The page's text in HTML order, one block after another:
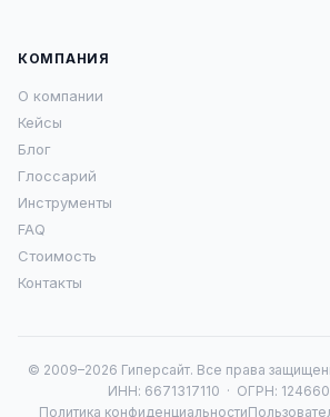
КОМПАНИЯ
О компании
Кейсы
Блог
Глоссарий
Инструменты
FAQ
Стоимость
Контакты
© 2009–2026 Гиперсайт. Все права
ИНН: 6671317110 · ОГРН:
Политика конфиденциальности